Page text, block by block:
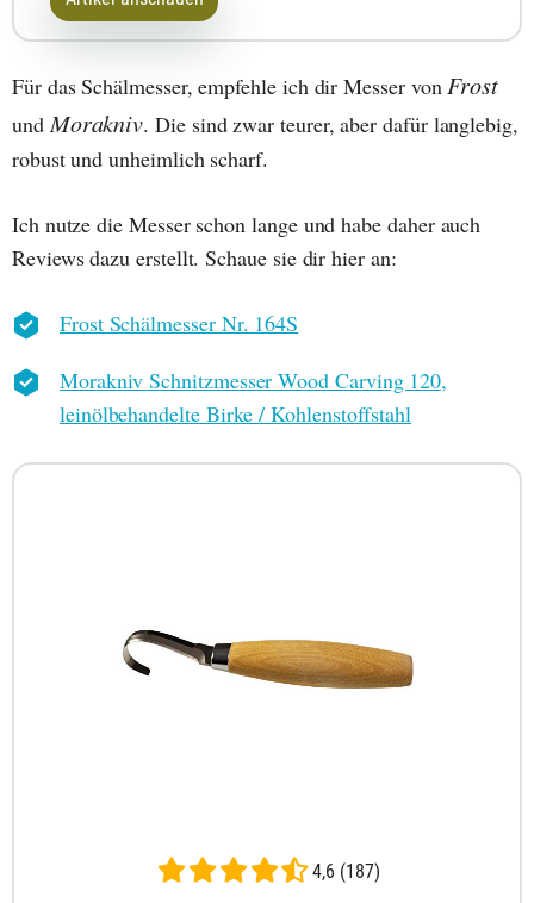
Für das Schälmesser, empfehle ich dir Messer vonFrost
undMorakniv. Die sind zwar teurer, aber dafür langlebig,
robust und unheimlich scharf.
Ich nutze die Messer schon lange und habe daher auch
Reviews dazu erstellt. Schaue sie dir hier an:
Frost Schälmesser Nr. 164S
Morakniv Schnitzmesser Wood Carving 120,
leinölbehandelte Birke / Kohlenstoffstahl
4,6 (187)